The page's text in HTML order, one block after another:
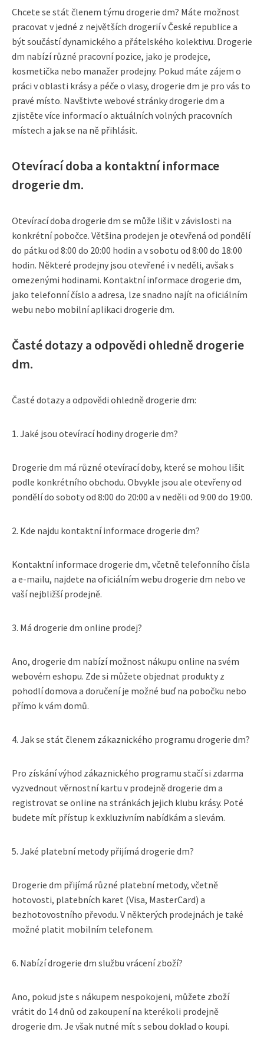
Chcete se stát členem týmu drogerie dm? Máte možnost
pracovat v jedné z největších drogerií v České republice a
být součástí dynamického a přátelského kolektivu. Drogerie
dm nabízí různé pracovní pozice, jako je prodejce,
kosmetička nebo manažer prodejny. Pokud máte zájem o
práci v oblasti krásy a péče o vlasy, drogerie dm je pro vás to
pravé místo. Navštivte webové stránky drogerie dm a
zjistěte více informací o aktuálních volných pracovních
místech a jak se na ně přihlásit.
Otevírací doba a kontaktní informace
drogerie dm.
Otevírací doba drogerie dm se může lišit v závislosti na
konkrétní pobočce. Většina prodejen je otevřená od pondělí
do pátku od 8:00 do 20:00 hodin a v sobotu od 8:00 do 18:00
hodin. Některé prodejny jsou otevřené i v neděli, avšak s
omezenými hodinami. Kontaktní informace drogerie dm,
jako telefonní číslo a adresa, lze snadno najít na oficiálním
webu nebo mobilní aplikaci drogerie dm.
Časté dotazy a odpovědi ohledně drogerie
dm.
Časté dotazy a odpovědi ohledně drogerie dm:
1. Jaké jsou otevírací hodiny drogerie dm?
Drogerie dm má různé otevírací doby, které se mohou lišit
podle konkrétního obchodu. Obvykle jsou ale otevřeny od
pondělí do soboty od 8:00 do 20:00 a v neděli od 9:00 do 19:00.
2. Kde najdu kontaktní informace drogerie dm?
Kontaktní informace drogerie dm, včetně telefonního čísla
a e-mailu, najdete na oficiálním webu drogerie dm nebo ve
vaší nejbližší prodejně.
3. Má drogerie dm online prodej?
Ano, drogerie dm nabízí možnost nákupu online na svém
webovém eshopu. Zde si můžete objednat produkty z
pohodlí domova a doručení je možné buď na pobočku nebo
přímo k vám domů.
4. Jak se stát členem zákaznického programu drogerie dm?
Pro získání výhod zákaznického programu stačí si zdarma
vyzvednout věrnostní kartu v prodejně drogerie dm a
registrovat se online na stránkách jejich klubu krásy. Poté
budete mít přístup k exkluzivním nabídkám a slevám.
5. Jaké platební metody přijímá drogerie dm?
Drogerie dm přijímá různé platební metody, včetně
hotovosti, platebních karet (Visa, MasterCard) a
bezhotovostního převodu. V některých prodejnách je také
možné platit mobilním telefonem.
6. Nabízí drogerie dm službu vrácení zboží?
Ano, pokud jste s nákupem nespokojeni, můžete zboží
vrátit do 14 dnů od zakoupení na kterékoli prodejně
drogerie dm. Je však nutné mít s sebou doklad o koupi.